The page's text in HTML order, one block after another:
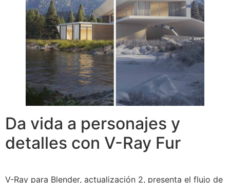
Da vida a personajes y
detalles con V-Ray Fur
V-Ray para Blender, actualización 2, presenta el flujo de